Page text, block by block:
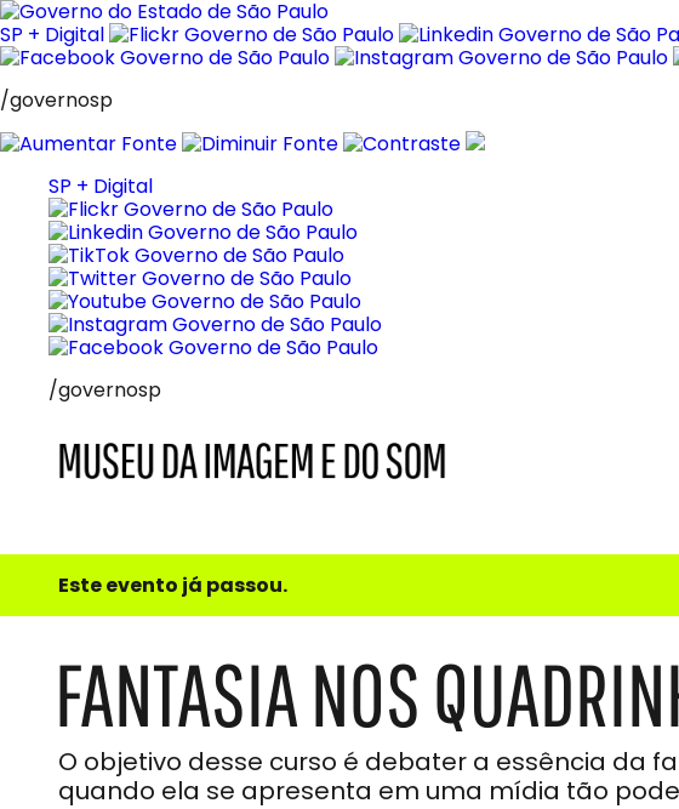
Pular
para
o
SP + Digital
/governosp
SP + Digital
/governosp
e
do
Som
Este evento já passou.
FANTASIA NOS
O objetivo desse curso é debater a essência da
quando ela se apresenta em uma mídia tão